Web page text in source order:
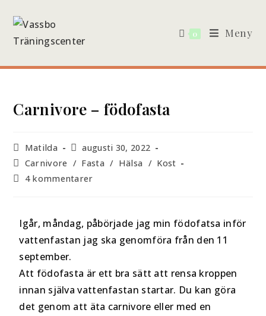
0 Meny
Carnivore – födofasta
Matilda
augusti 30, 2022
Carnivore / Fasta / Hälsa / Kost
4 kommentarer
Igår, måndag, påbörjade jag min födofatsa inför
vattenfastan jag ska genomföra från den 11
september.
Att födofasta är ett bra sätt att rensa kroppen
innan själva vattenfastan startar. Du kan göra
det genom att äta carnivore eller med en